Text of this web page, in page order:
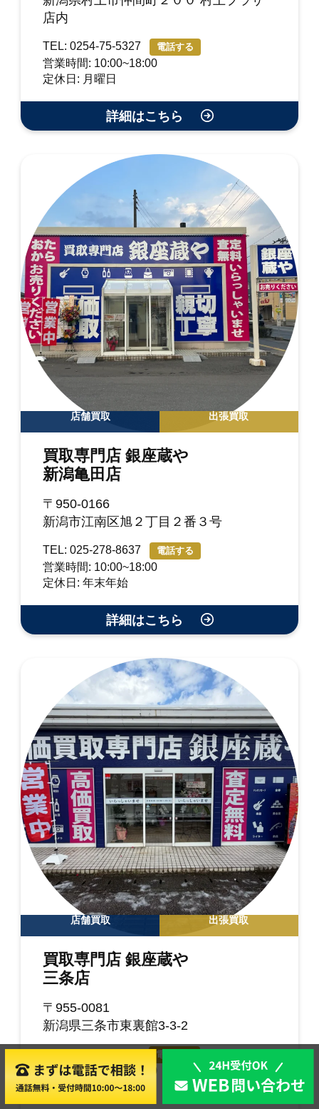
店内
TEL: 0254-75-5327 電話する
営業時間: 10:00~18:00
定休日: 月曜日
詳細はこちら
店舗買取 出張買取
買取専門店 銀座蔵や
新潟亀田店
〒950-0166
新潟市江南区旭２丁目２番３号
TEL: 025-278-8637 電話する
営業時間: 10:00~18:00
定休日: 年末年始
詳細はこちら
店舗買取 出張買取
買取専門店 銀座蔵や
三条店
〒955-0081
新潟県三条市東裏館3-3-2
電話する
営業時間: 10:00~18:00
定休日: 月曜日